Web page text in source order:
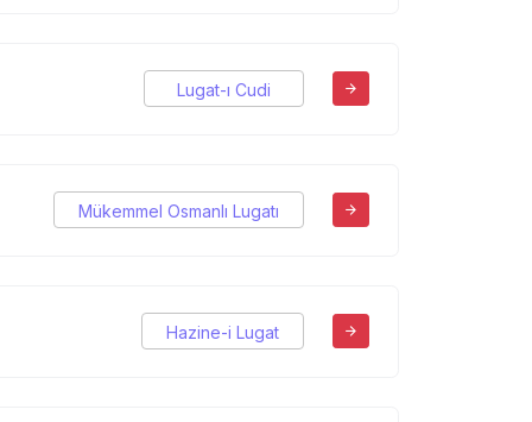
Lugat-ı Cudi
Mükemmel Osmanlı Lugatı
Hazine-i Lugat